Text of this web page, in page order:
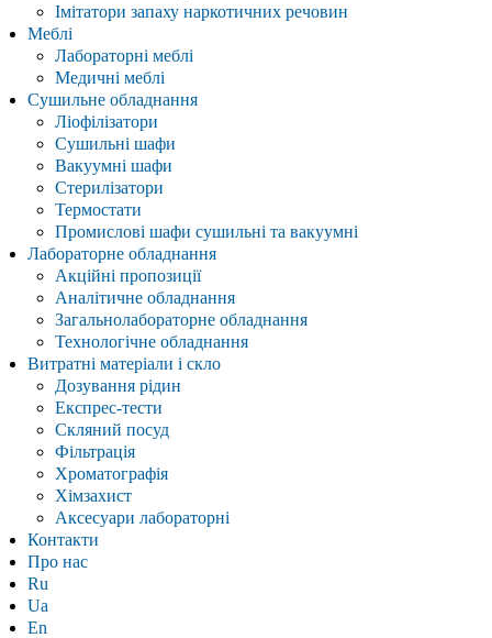
Імітатори запаху наркотичних речовин
Меблі
Лабораторні меблі
Медичні меблі
Сушильне обладнання
Ліофілізатори
Сушильні шафи
Вакуумні шафи
Стерилізатори
Термостати
Промислові шафи сушильні та вакуумні
Лабораторне обладнання
Акційні пропозиції
Аналітичне обладнання
Загальнолабораторне обладнання
Технологічне обладнання
Витратні матеріали і скло
Дозування рідин
Експрес-тести
Скляний посуд
Фільтрація
Хроматографія
Хімзахист
Аксесуари лабораторні
Контакти
Про нас
Ru
Ua
En